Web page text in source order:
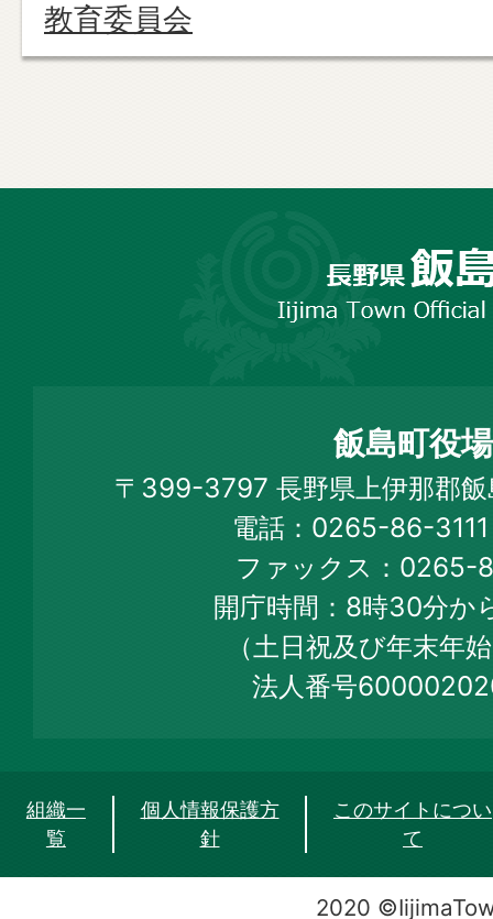
教育委員会
Town
Official
Web
Site
飯島町役場
〒399-3797 長野県上伊那郡
電話：0265-86-
ファックス：0265-
開庁時間：8時30分か
（土日祝及び年末年
法人番号
組織一
覧
個人情報保護方
針
このサイトについ
て
2020